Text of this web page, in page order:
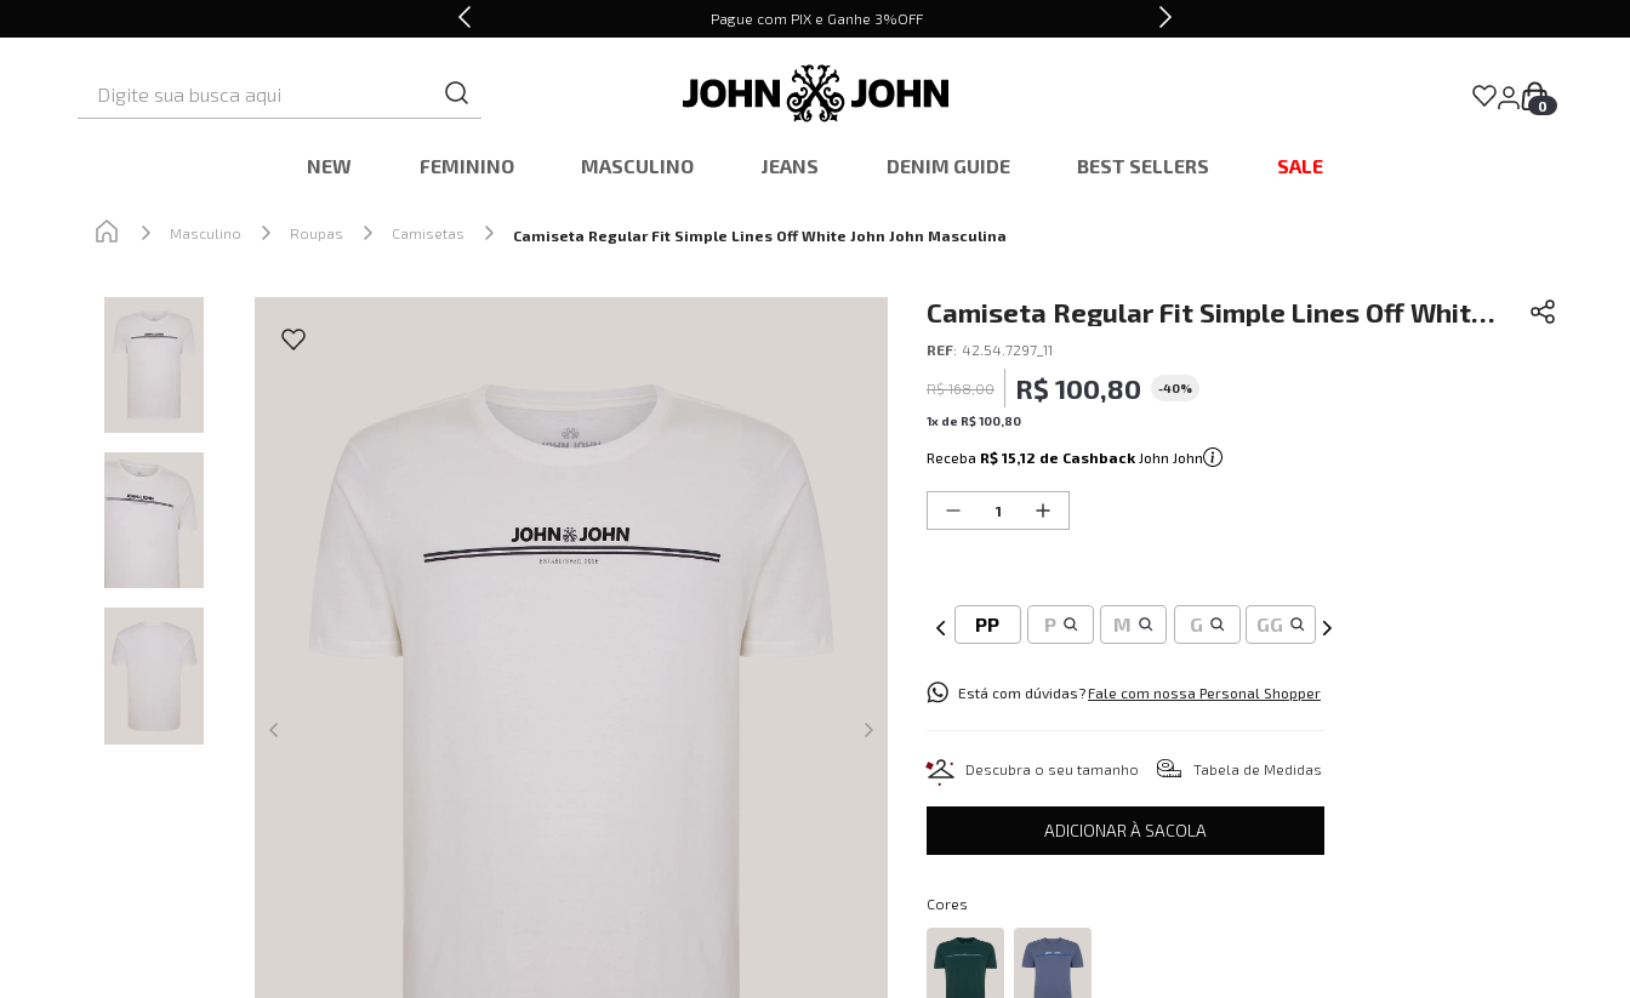
Pague com PIX e Ganhe 3%OFF
0
NEW FEMININO MASCULINO JEANS DENIM GUIDE BEST SELLERS SALE
Masculino Roupas Camisetas Camiseta Regular Fit Simple Lines Off White John John Masculina
Camiseta Regular Fit Simple Lines Off White
John John Masculina
REF: 42.54.7297_11
R$ 168,00 R$ 100,80 -40%
1x de R$100 80
Receba R$ 15,12 de Cashback John John
PP P M G GG
Está com dúvidas?Fale com nossa Personal Shopper
Descubra o seu tamanho Tabela de Medidas
ADICIONAR À SACOLA
Cores